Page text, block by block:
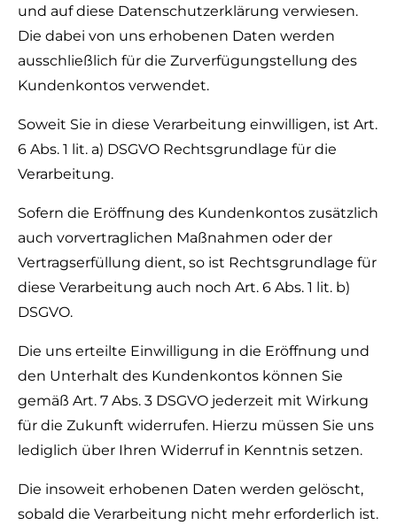
und auf diese Datenschutzerklärung verwiesen.
Die dabei von uns erhobenen Daten werden
ausschließlich für die Zurverfügungstellung des
Kundenkontos verwendet.
Soweit Sie in diese Verarbeitung einwilligen, ist Art.
6 Abs. 1 lit. a) DSGVO Rechtsgrundlage für die
Verarbeitung.
Sofern die Eröffnung des Kundenkontos zusätzlich
auch vorvertraglichen Maßnahmen oder der
Vertragserfüllung dient, so ist Rechtsgrundlage für
diese Verarbeitung auch noch Art. 6 Abs. 1 lit. b)
DSGVO.
Die uns erteilte Einwilligung in die Eröffnung und
den Unterhalt des Kundenkontos können Sie
gemäß Art. 7 Abs. 3 DSGVO jederzeit mit Wirkung
für die Zukunft widerrufen. Hierzu müssen Sie uns
lediglich über Ihren Widerruf in Kenntnis setzen.
Die insoweit erhobenen Daten werden gelöscht,
sobald die Verarbeitung nicht mehr erforderlich ist.